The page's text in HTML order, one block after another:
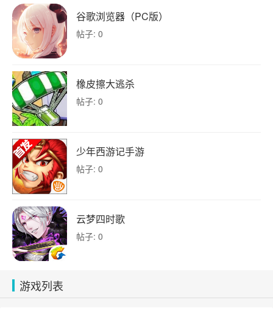
谷歌浏览器（PC版）
帖子: 0
橡皮擦大逃杀
帖子: 0
少年西游记手游
帖子: 0
云梦四时歌
帖子: 0
游戏列表